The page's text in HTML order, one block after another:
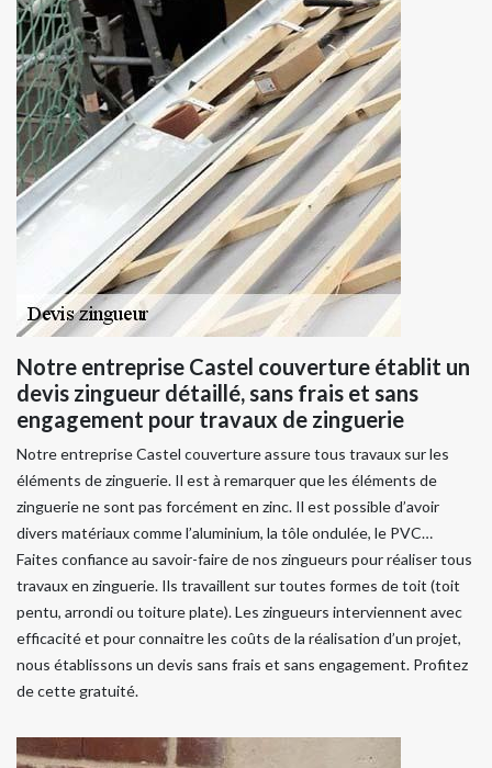
Notre entreprise Castel couverture établit un
devis zingueur détaillé, sans frais et sans
engagement pour travaux de zinguerie
Notre entreprise Castel couverture assure tous travaux sur les
éléments de zinguerie. Il est à remarquer que les éléments de
zinguerie ne sont pas forcément en zinc. Il est possible d’avoir
divers matériaux comme l’aluminium, la tôle ondulée, le PVC…
Faites confiance au savoir-faire de nos zingueurs pour réaliser tous
travaux en zinguerie. Ils travaillent sur toutes formes de toit (toit
pentu, arrondi ou toiture plate). Les zingueurs interviennent avec
efficacité et pour connaitre les coûts de la réalisation d’un projet,
nous établissons un devis sans frais et sans engagement. Profitez
de cette gratuité.